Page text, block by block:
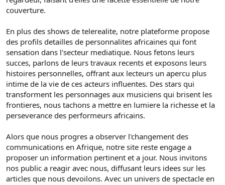
couverture.
En plus des shows de telerealite, notre plateforme propose
des profils detailles de personnalites africaines qui font
sensation dans l'secteur mediatique. Nous fetons leurs
succes, parlons de leurs travaux recents et exposons leurs
histoires personnelles, offrant aux lecteurs un apercu plus
intime de la vie de ces acteurs influentes. Des stars qui
transforment les personnages aux musiciens qui brisent les
frontieres, nous tachons a mettre en lumiere la richesse et la
perseverance des performeurs africains.
Alors que nous progres a observer l'changement des
communications en Afrique, notre site reste engage a
proposer un information pertinent et a jour. Nous invitons
nos public a reagir avec nous, diffusant leurs idees sur les
articles que nous devoilons. Avec un univers de spectacle en